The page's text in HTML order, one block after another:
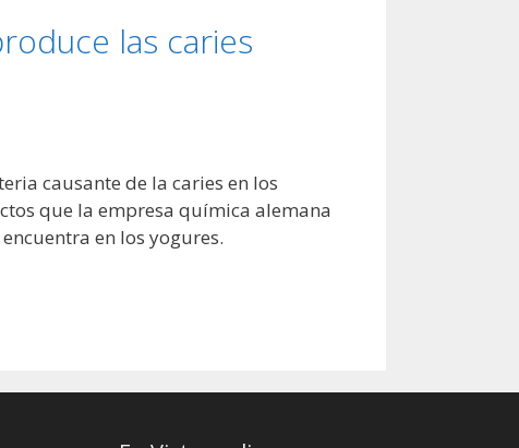
las caries
causante de la caries en los
que la empresa química alemana
en los yogures.